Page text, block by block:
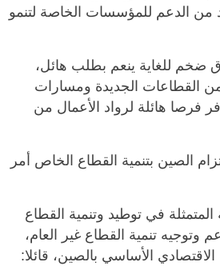
من الدعم للمؤسسات الخاصة لتنمو
ضخم للغاية ينعم بطلب هائل،
من القطاعات الجديدة ومسارات
فرصا هائلة لرواد الأعمال من
الصين بتنمية القطاع الخاص أمر
في توطيد وتنمية القطاع
وتوجيه تنمية القطاع غير العام،
الأساسي بالصين، قائلا: